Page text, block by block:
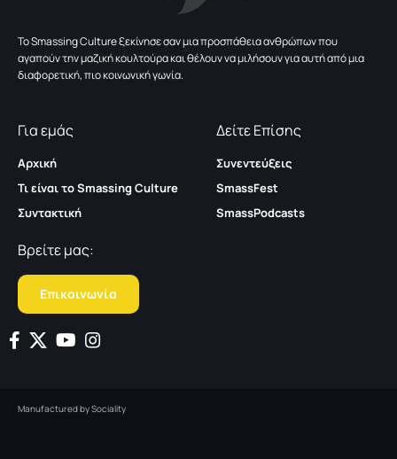
To Smassing Culture ξεκίνησε σαν μια προσπάθεια ανθρώπων που
αγαπούν την μαζική κουλτούρα και θέλουν να μιλήσουν για αυτή από μια
διαφορετική, πιο κοινωνική γωνία.
Για εμάς
Αρχική
Τι είναι το Smassing Culture
Συντακτική
Δείτε Επίσης
Συνεντεύξεις
SmassFest
SmassPodcasts
Βρείτε μας:
Επικοινωνία
Manufactured bySociality